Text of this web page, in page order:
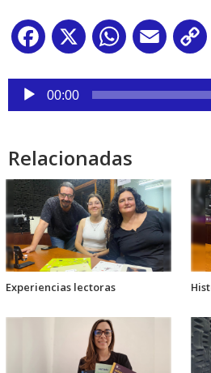
Facebook
X WhatsApp
Email
Reproductor
audio
00:00
Relacionadas
Experiencias lectoras